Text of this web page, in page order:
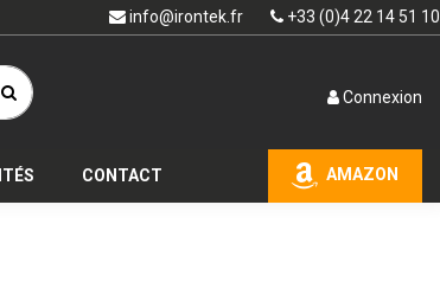
info@irontek.fr +33 (0)4 22 14 51 10
Connexion
CONTACT AMAZON